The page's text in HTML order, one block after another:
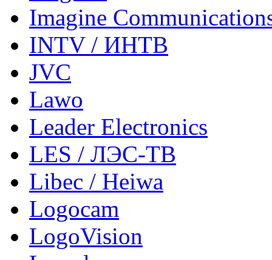
Imagine
INTV / ИНТВ
JVC
Lawo
Leader Electronics
LES / ЛЭС-ТВ
Libec / Heiwa
Logocam
LogoVision